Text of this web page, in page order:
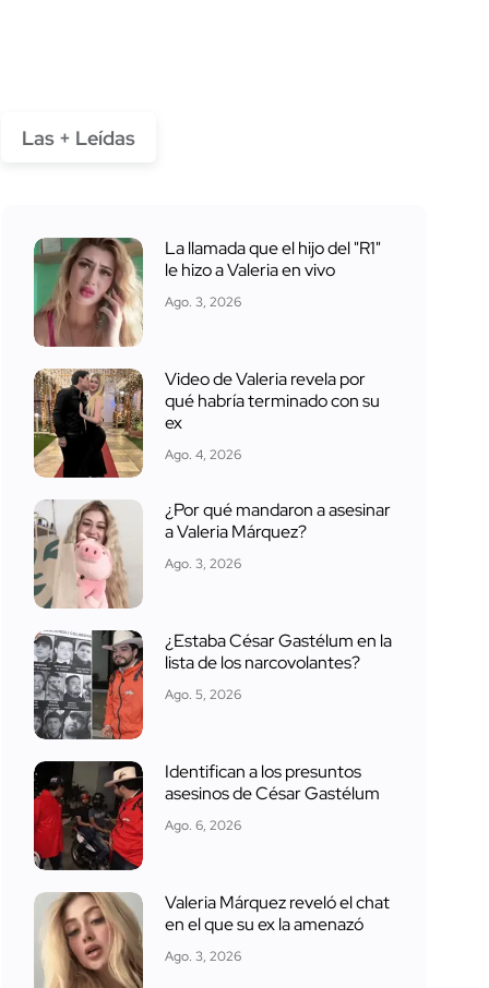
Las + Leídas
La llamada que el hijo del "R1"
le hizo a Valeria en vivo
Ago. 3, 2026
Video de Valeria revela por
qué habría terminado con su
ex
Ago. 4, 2026
¿Por qué mandaron a asesinar
a Valeria Márquez?
Ago. 3, 2026
¿Estaba César Gastélum en la
lista de los narcovolantes?
Ago. 5, 2026
Identifican a los presuntos
asesinos de César Gastélum
Ago. 6, 2026
Valeria Márquez reveló el chat
en el que su ex la amenazó
Ago. 3, 2026